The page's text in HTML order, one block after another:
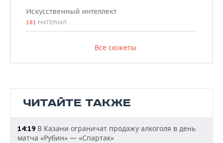
Искусственный интеллект
181 МАТЕРИАЛ
Все сюжеты
ЧИТАЙТЕ ТАКЖЕ
14:19 В Казани ограничат продажу алкоголя в день
матча «Рубин» — «Спартак»